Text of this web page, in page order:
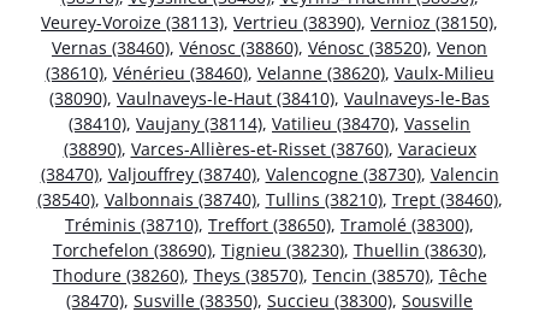
Veurey-Voroize (38113), Vertrieu (38390), Vernioz (38150),
Vernas (38460), Vénosc (38860), Vénosc (38520), Venon
(38610), Vénérieu (38460), Velanne (38620), Vaulx-Milieu
(38090), Vaulnaveys-le-Haut (38410), Vaulnaveys-le-Bas
(38410), Vaujany (38114), Vatilieu (38470), Vasselin
(38890), Varces-Allières-et-Risset (38760), Varacieux
(38470), Valjouffrey (38740), Valencogne (38730), Valencin
(38540), Valbonnais (38740), Tullins (38210), Trept (38460),
Tréminis (38710), Treffort (38650), Tramolé (38300),
Torchefelon (38690), Tignieu (38230), Thuellin (38630),
Thodure (38260), Theys (38570), Tencin (38570), Têche
(38470), Susville (38350), Succieu (38300), Sousville